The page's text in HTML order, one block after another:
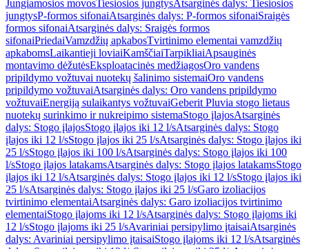
Jungiamosios movosTiesiosios jungtysAtsarginės dalys: Tiesiosios
jungtysP-formos sifonaiAtsarginės dalys: P-formos sifonaiSraigės
formos sifonaiAtsarginės dalys: Sraigės formos
sifonaiPriedaiVamzdžių apkabosTvirtinimo elementai vamzdžių
apkabomsLaikantieji loviaiKamščiaiTarpikliaiApsauginės
montavimo dėžutėsEksploatacinės medžiagosOro vandens
pripildymo vožtuvai nuotekų šalinimo sistemaiOro vandens
pripildymo vožtuvaiAtsarginės dalys: Oro vandens pripildymo
vožtuvaiEnergiją sulaikantys vožtuvaiGeberit Pluvia stogo lietaus
nuotekų surinkimo ir nukreipimo sistemaStogo įlajosAtsarginės
dalys: Stogo įlajosStogo įlajos iki 12 l/sAtsarginės dalys: Stogo
įlajos iki 12 l/sStogo įlajos iki 25 l/sAtsarginės dalys: Stogo įlajos iki
25 l/sStogo įlajos iki 100 l/sAtsarginės dalys: Stogo įlajos iki 100
l/sStogo įlajos latakamsAtsarginės dalys: Stogo įlajos latakamsStogo
įlajos iki 12 l/sAtsarginės dalys: Stogo įlajos iki 12 l/sStogo įlajos iki
25 l/sAtsarginės dalys: Stogo įlajos iki 25 l/sGaro izoliacijos
tvirtinimo elementaiAtsarginės dalys: Garo izoliacijos tvirtinimo
elementaiStogo įlajoms iki 12 l/sAtsarginės dalys: Stogo įlajoms iki
12 l/sStogo įlajoms iki 25 l/sAvariniai persipylimo įtaisaiAtsarginės
dalys: Avariniai persipylimo įtaisaiStogo įlajoms iki 12 l/sAtsarginės